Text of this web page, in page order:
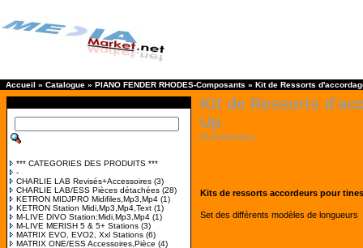
Accueil » Catalogue » PIANO FENDER RHODES-Composants » Kit de Ressorts
*** CATEGORIES DES PRODUITS ***
-
CHARLIE LAB Revisés+Accessoires (3)
CHARLIE LAB/ESS Pièces détachées (28)
KETRON MIDJPRO Midifiles,Mp3,Mp4 (1)
KETRON Station Midi,Mp3,Mp4,Text (1)
M-LIVE DIVO Station:Midi,Mp3,Mp4 (1)
M-LIVE MERISH 5 & 5+ Stations (3)
MATRIX EVO, EVO2, Xxl Stations (6)
MATRIX ONE/ESS Accessoires,Pièce (4)
Kit de Ressorts
Up
[TuneSprings]
Kits de ressorts accordeurs pour tines
Set des différents modèles de longueurs